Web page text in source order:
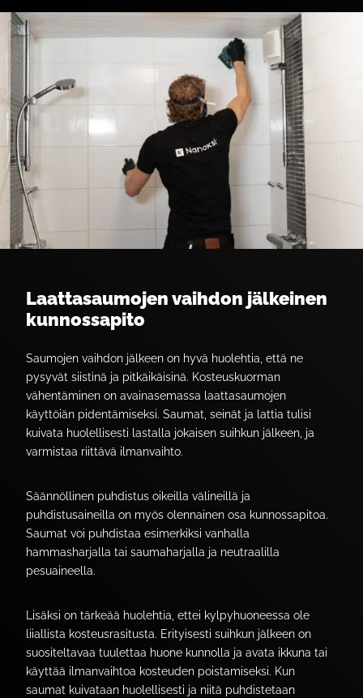
Laattasaumojen vaihdon jälkeinen
kunnossapito
Saumojen vaihdon jälkeen on hyvä huolehtia, että ne
pysyvät siistinä ja pitkäikäisinä. Kosteuskuorman
vähentäminen on avainasemassa laattasaumojen
käyttöiän pidentämiseksi. Saumat, seinät ja lattia tulisi
kuivata huolellisesti lastalla jokaisen suihkun jälkeen, ja
varmistaa riittävä ilmanvaihto.
Säännöllinen puhdistus oikeilla välineillä ja
puhdistusaineilla on myös olennainen osa kunnossapitoa.
Saumat voi puhdistaa esimerkiksi vanhalla
hammasharjalla tai saumaharjalla ja neutraalilla
pesuaineella.
Lisäksi on tärkeää huolehtia, ettei kylpyhuoneessa ole
liiallista kosteusrasitusta. Erityisesti suihkun jälkeen on
suositeltavaa tuulettaa huone kunnolla ja avata ikkuna tai
käyttää ilmanvaihtoa kosteuden poistamiseksi. Kun
saumat kuivataan huolellisesti ja niitä puhdistetaan